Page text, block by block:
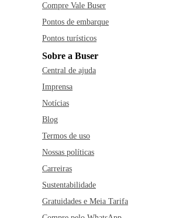
Compre Vale Buser
Pontos de embarque
Pontos turísticos
Sobre a Buser
Central de ajuda
Imprensa
Notícias
Blog
Termos de uso
Nossas políticas
Carreiras
Sustentabilidade
Gratuidades e Meia Tarifa